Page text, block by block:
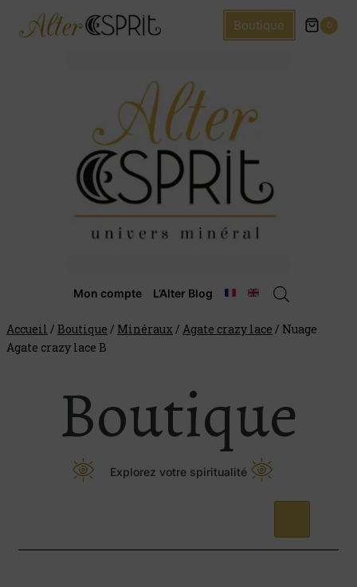
Boutique 0
Mon compte L’Alter Blog
Accueil / Boutique / Minéraux / Agate crazy lace / Nuage
Agate crazy lace B
Boutique
Explorez votre spiritualité